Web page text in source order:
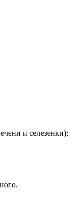
и селезенки);